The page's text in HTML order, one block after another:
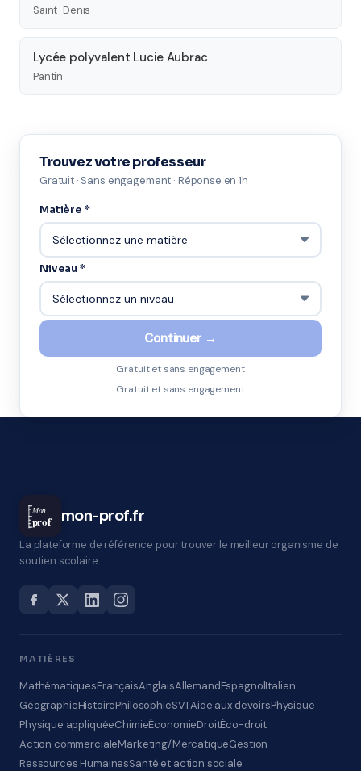
Saint-Denis
Lycée polyvalent Lucie Aubrac
Pantin
Trouvez votre professeur
Gratuit · Sans engagement · Réponse en 1h
Matière *
Niveau *
Continuer →
Gratuit et sans engagement
Gratuit et sans engagement
Mon
prof mon-prof.fr
La plateforme de référence pour trouver le meilleur organisme de
soutien scolaire.
MATIÈRES
MathématiquesFrançaisAnglaisAllemandEspagnolItalien
GéographieHistoirePhilosophieSVTAide aux devoirsPhysique
Physique appliquéeChimieÉconomieDroitÉco-droit
Action commercialeMarketing/MercatiqueGestion
Ressources HumainesSanté et action sociale